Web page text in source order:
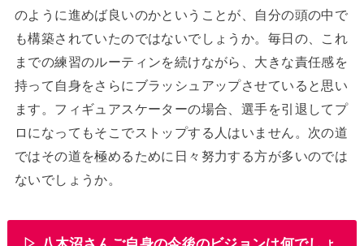
のように進めば良いのかということが、自分の頭の中で
も構築されていたのではないでしょうか。毎日の、これ
までの練習のルーティンを続けながら、大きな責任感を
持って自身をさらにブラッシュアップさせていると思い
ます。フィギュアスケーターの場合、選手を引退してプ
ロになってもそこでストップする人はいません。次の道
ではその道を極めるために日々努力する方が多いのでは
ないでしょうか。